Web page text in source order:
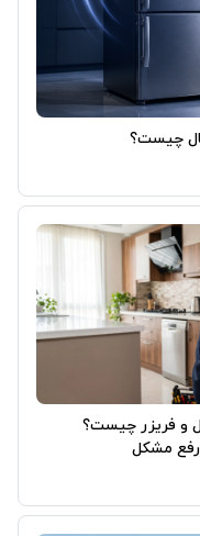
چیست؟
و فریزر چیست؟
مشکل